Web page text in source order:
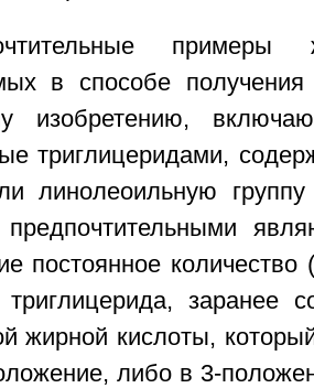
в способе
изобретению,
триглицеридами,
линолеоильную
предпочтительными
постоянное количество
заранее
жирной кислоты,
либо в 3-